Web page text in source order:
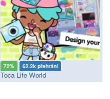
72% 62.2k přehrání
Toca Life World